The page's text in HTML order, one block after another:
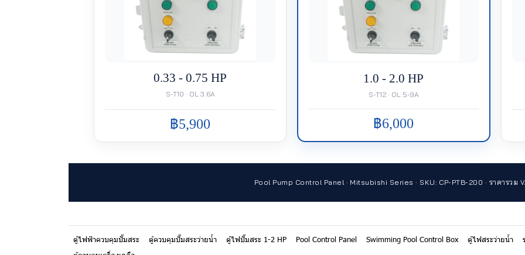
0.33 - 0.75 HP
S-T10 · OL 3.6A
฿5,900
1.0 - 2.0 HP
S-T12 · OL 5-9A
฿6,000
Pool Pump Control Panel · Mitsubishi Series · SKU: CP-PTB-200 · ราคารวม
ตู้ไฟฟ้าควบคุมปั๊มสระ ตู้ควบคุมปั๊มสระว่ายน้ำ ตู้ไฟปั๊มสระ 1-2 HP Pool Control Panel Swimming Pool Control Box ตู้ไฟสระว่ายน้ำ